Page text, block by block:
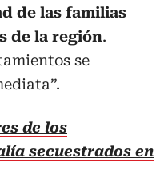
de las familias
de la región.
se
de los
secuestrados en